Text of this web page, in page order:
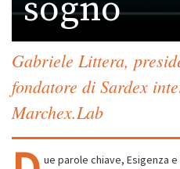
sogno
Gabriele Littera,
fondatore di Sardex
Marchex.Lab
ue parole chiave, Esigenza